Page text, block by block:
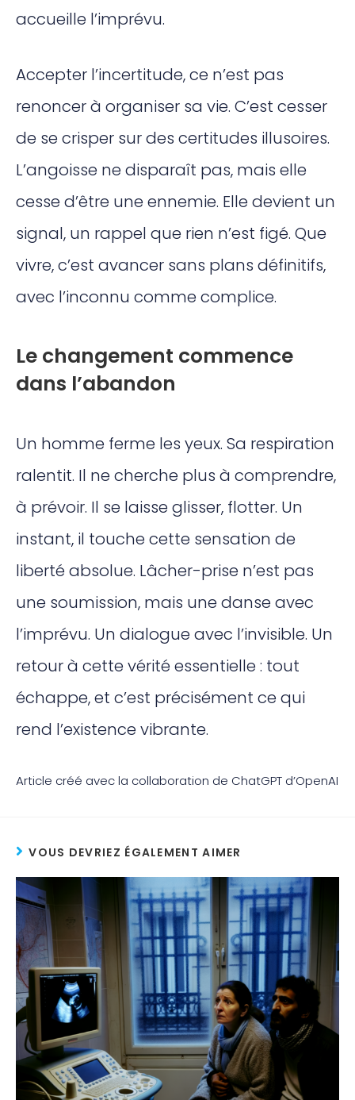
accueille l’imprévu.
Accepter l’incertitude, ce n’est pas
renoncer à organiser sa vie. C’est cesser
de se crisper sur des certitudes illusoires.
L’angoisse ne disparaît pas, mais elle
cesse d’être une ennemie. Elle devient un
signal, un rappel que rien n’est figé. Que
vivre, c’est avancer sans plans définitifs,
avec l’inconnu comme complice.
Le changement commence
dans l’abandon
Un homme ferme les yeux. Sa respiration
ralentit. Il ne cherche plus à comprendre,
à prévoir. Il se laisse glisser, flotter. Un
instant, il touche cette sensation de
liberté absolue. Lâcher-prise n’est pas
une soumission, mais une danse avec
l’imprévu. Un dialogue avec l’invisible. Un
retour à cette vérité essentielle : tout
échappe, et c’est précisément ce qui
rend l’existence vibrante.
Article créé avec la collaboration de ChatGPT d’OpenAI
VOUS DEVRIEZ ÉGALEMENT AIMER